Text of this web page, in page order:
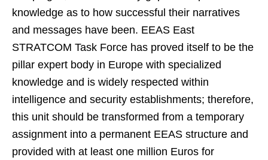
knowledge as to how successful their narratives
and messages have been. EEAS East
STRATCOM Task Force has proved itself to be the
pillar expert body in Europe with specialized
knowledge and is widely respected within
intelligence and security establishments; therefore,
this unit should be transformed from a temporary
assignment into a permanent EEAS structure and
provided with at least one million Euros for